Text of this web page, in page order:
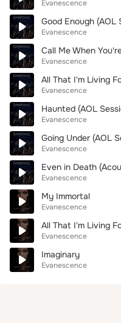
Evanescence
Evanescence
Evanescence
Evanescence
Haunted (AOL
Evanescence
Evanescence
Evanescence
My Immortal
Evanescence
All That I'm Living
Evanescence
Imaginary
Evanescence